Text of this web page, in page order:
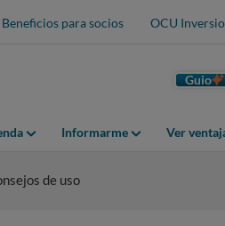
Beneficios para socios OCU
Guio
Informarme Ver
de uso